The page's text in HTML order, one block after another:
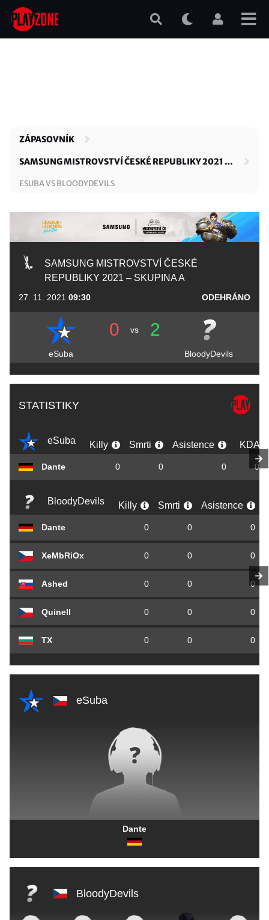
Přejít
hlavnímu
ZÁPASOVNÍK
SAMSUNG MISTROVSTVÍ ČESKÉ REPUBLIKY 2021 –
ESUBA VS BLOODYDEVILS
SAMSUNG MISTROVSTVÍ ČESKÉ
REPUBLIKY 2021 – SKUPINA A
27. 11. 2021 09:30 ODEHRÁNO
0 vs 2
eSuba BloodyDevils
STATISTIKY
eSuba Killy Smrti Asistence KDA
Dante 0 0 0
BloodyDevils Killy Smrti Asistence
Dante 0 0 0
XeMbRiOx 0 0 0
Ashed 0 0 0
Quinell 0 0 0
TX 0 0 0
eSuba
Dante
BloodyDevils